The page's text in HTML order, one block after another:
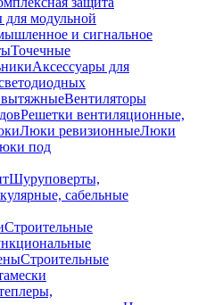
для модульной
и сигнальное
Точечные
Аксессуары для
Вентиляторы
Решетки вентиляционные,
Люки ревизионныеЛюки
под
Шуруповерты,
сабельные
Строительные
Строительные